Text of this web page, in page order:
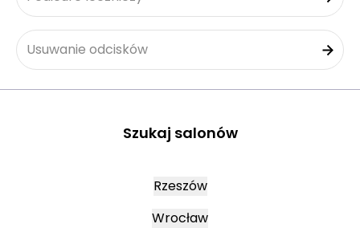
Usuwanie odcisków
Szukaj salonów
Rzeszów
Wrocław